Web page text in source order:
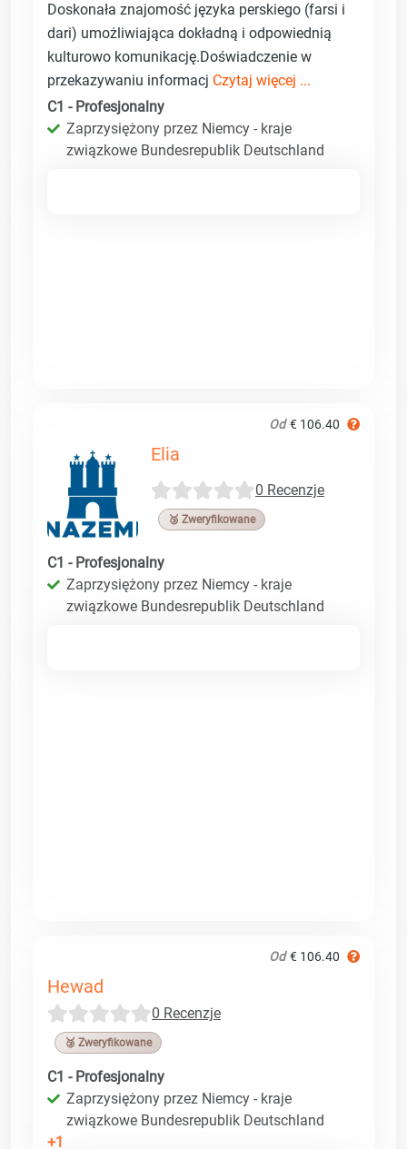
Doskonała znajomość języka perskiego (farsi i
dari) umożliwiająca dokładną i odpowiednią
kulturowo komunikację.Doświadczenie w
przekazywaniu informacj Czytaj więcej ...
C1 - Profesjonalny
Zaprzysiężony przez Niemcy - kraje
związkowe Bundesrepublik Deutschland
Od € 106.40
Elia
0 Recenzje
🥉 Zweryfikowane
C1 - Profesjonalny
Zaprzysiężony przez Niemcy - kraje
związkowe Bundesrepublik Deutschland
Od € 106.40
Hewad
0 Recenzje
🥉 Zweryfikowane
C1 - Profesjonalny
Zaprzysiężony przez Niemcy - kraje
związkowe Bundesrepublik Deutschland
+1